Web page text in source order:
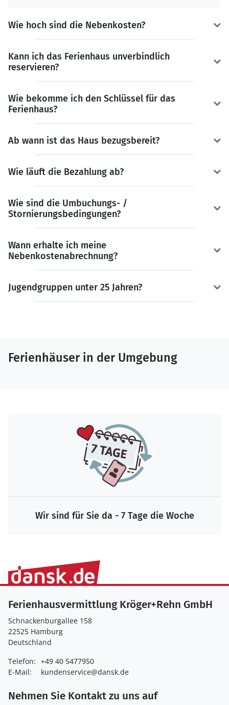
Wie hoch sind die Nebenkosten?
Kann ich das Ferienhaus unverbindlich
reservieren?
Wie bekomme ich den Schlüssel für das
Ferienhaus?
Ab wann ist das Haus bezugsbereit?
Wie läuft die Bezahlung ab?
Wie sind die Umbuchungs- /
Stornierungsbedingungen?
Wann erhalte ich meine
Nebenkostenabrechnung?
Jugendgruppen unter 25 Jahren?
Ferienhäuser in der Umgebung
Wir sind für Sie da - 7 Tage die Woche
Ferienhausvermittlung Kröger+Rehn GmbH
Schnackenburgallee 158
22525 Hamburg
Deutschland
Telefon: +49 40 5477950
E-Mail:
kundenservice@dansk.de
Nehmen Sie Kontakt zu uns auf